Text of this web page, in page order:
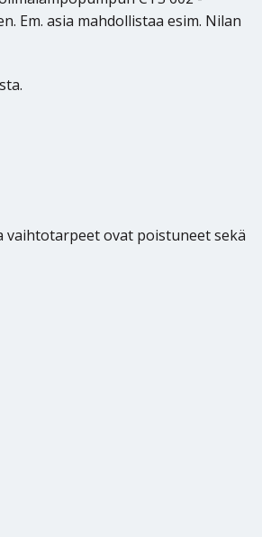
Em. asia mahdollistaa esim. Nilan
vaihtotarpeet ovat poistuneet sekä